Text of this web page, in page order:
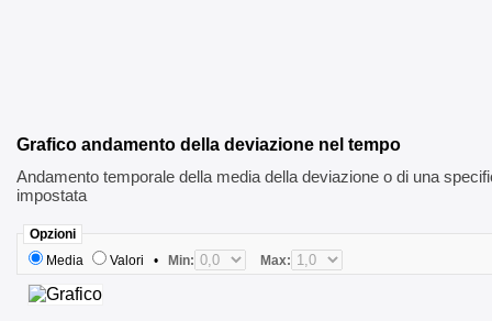
Grafico andamento della deviazione nel tempo
Andamento temporale della media della deviazione o di una
impostata
Opzioni
Media
Valori • Min: Max: